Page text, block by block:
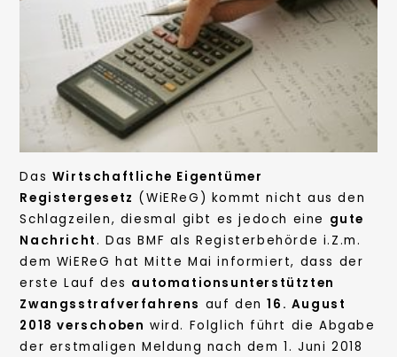
Das Wirtschaftliche Eigentümer
Registergesetz (WiEReG) kommt nicht aus den
Schlagzeilen, diesmal gibt es jedoch eine gute
Nachricht. Das BMF als Registerbehörde i.Z.m.
dem WiEReG hat Mitte Mai informiert, dass der
erste Lauf des automationsunterstützten
Zwangsstrafverfahrens auf den16. August
2018 verschoben wird. Folglich führt die Abgabe
der erstmaligen Meldung nach dem 1. Juni 2018